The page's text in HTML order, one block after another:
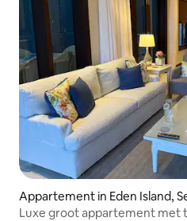
Appartement in Eden Island,
Luxe groot appartement met